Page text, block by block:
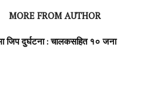
MORE FROM AUTHOR
जिप दुर्घटना : चालकसहित १० जना